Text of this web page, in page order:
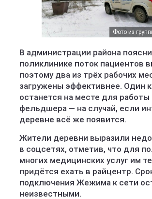
Фото из
В администрации района
поликлинике поток пациентов
поэтому два из трёх рабочих
загружены эффективнее. Один
останется на месте для работы
фельдшера — на случай, если
деревне всё же появится.
Жители деревни выразили
в соцсетях, отметив, что для
многих медицинских услуг им
придётся ехать в райцентр.
подключения Жежима к сети
неизвестными.